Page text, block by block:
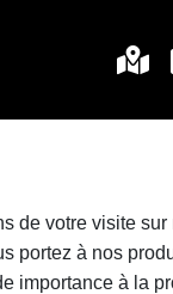
de votre visite sur
portez à nos
importance à la